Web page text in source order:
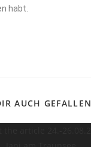
habt.
AUCH GEFALLEN